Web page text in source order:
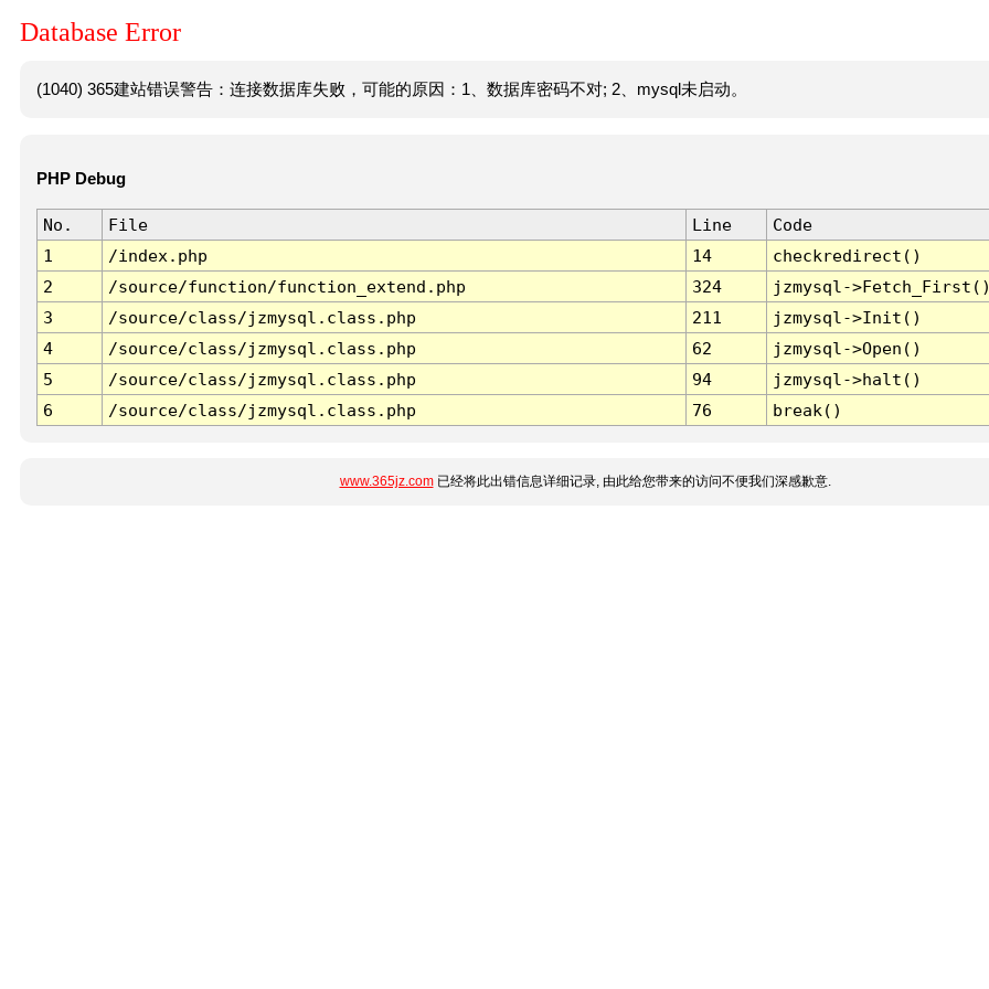
Database Error
(1040) 365建站错误警告：连接数据库失败，可能的原因：1、数据库密码不对; 2、mysql未启动。
PHP Debug
No. File Line
Code
1
/index.php 14
checkredirect()
2
/source/function/function_extend.php 324
jzmysql-
3
/source/class/jzmysql.class.php 211
jzmysql->Init()
4
/source/class/jzmysql.class.php 62
jzmysql->Open()
5
/source/class/jzmysql.class.php 94
jzmysql->halt()
6
/source/class/jzmysql.class.php 76 break()
www.365jz.com已经将此出错信息详细记录, 由此给您带来的访问不便我们深感歉意.